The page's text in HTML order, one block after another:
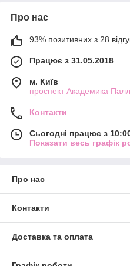
Про нас
93% позитивних з 28
Працює з 31.05.2018
м. Київ
проспект Академика
Контакти
Сьогодні працює з
Показати весь графік
Про нас
Контакти
Доставка та оплата